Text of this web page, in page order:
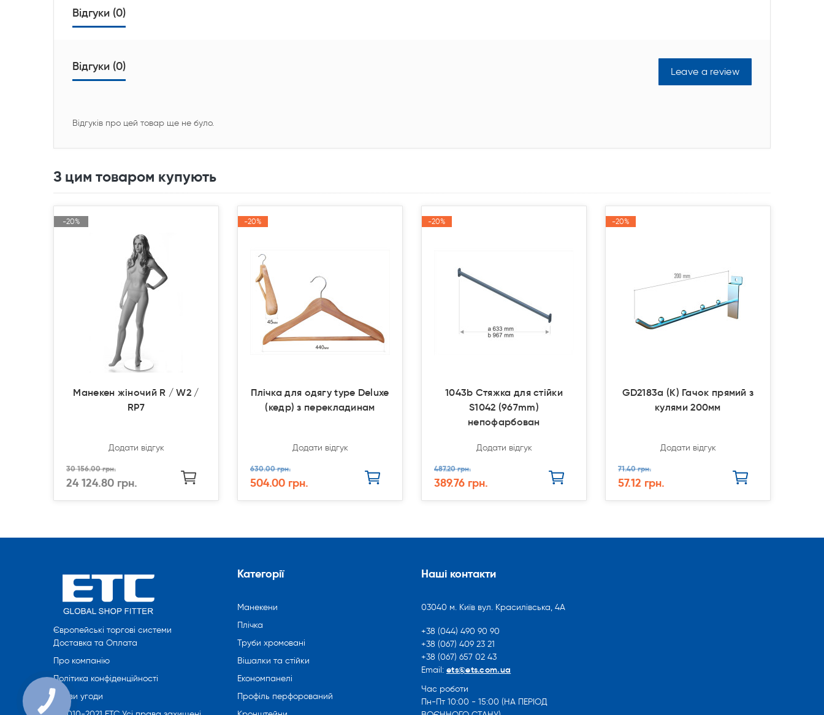
Відгуки (0)
Відгуки (0) Leave a review
Відгуків про цей товар ще не було.
З цим товаром купують
-20%
-20%
Манекен жіночий R / W2 /
RP7
Додати відгук
30 156.00 грн.
24 124.80 грн.
-20%
-20%
Плічка для одягу type Deluxe
(кедр) з перекладинам
Додати відгук
630.00 грн.
504.00 грн.
-20%
-20%
1043b Стяжка для стійки
S1042 (967mm)
непофарбован
Додати відгук
487.20 грн.
389.76 грн.
-20%
-20%
GD2183a (К) Гачок прямий з
кулями 200мм
Додати відгук
71.40 грн.
57.12 грн.
Європейські торгові системи
Доставка та Оплата
Про компанію
Політика конфіденційності
Умови угоди
Категорії
Манекени
Плічка
Труби хромовані
Вішалки та стійки
Економпанелі
Профіль перфорований
Наші контакти
03040 м. Київ вул. Красилівська, 4А
+38 (044) 490 90 90
+38 (067) 409 23 21
+38 (067) 657 02 43
Email: ets@ets.com.ua
Час роботи
Пн-Пт 10:00 - 15:00 (НА ПЕРІОД